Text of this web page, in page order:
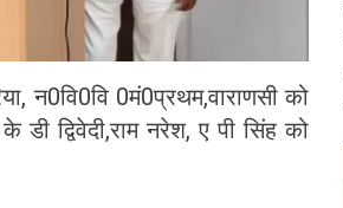
न0वि0वि 0मं0प्रथम,वाराणसी को
द्विवेदी,राम नरेश, ए पी सिंह को